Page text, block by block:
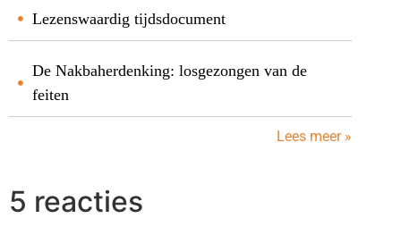
Lezenswaardig tijdsdocument
De Nakbaherdenking: losgezongen van de
feiten
Lees meer »
5 reacties